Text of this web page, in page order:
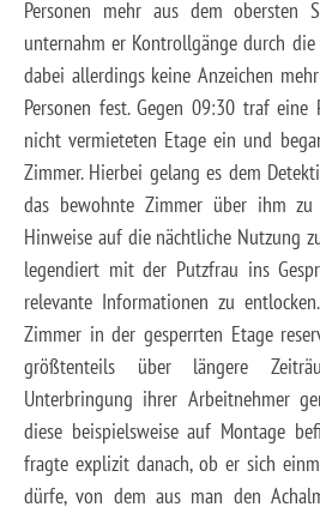
Personen mehr aus dem obersten
unternahm er Kontrollgänge durch
dabei allerdings keine Anzeichen
Personen fest. Gegen 09:30 traf
nicht vermieteten Etage ein und
Zimmer. Hierbei gelang es dem
das bewohnte Zimmer über ihm
Hinweise auf die nächtliche Nutzung
legendiert mit der Putzfrau ins
relevante Informationen zu
Zimmer in der gesperrten Etage
größtenteils über längere
Unterbringung ihrer Arbeitnehmer
diese beispielsweise auf Montage
fragte explizit danach, ob er sich
dürfe, von dem aus man den